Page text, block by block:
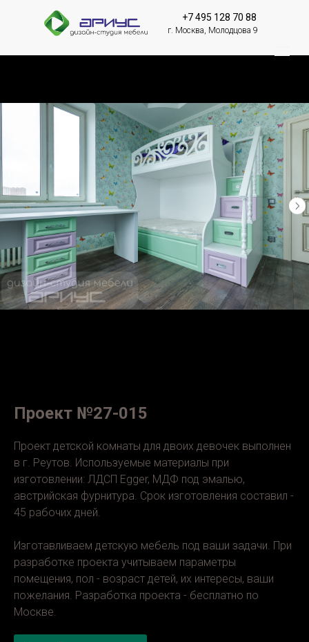
+7 495 128 70 88
г. Москва, Молодцова 9
Проект №27-015
Проект детской комнаты для двоих девочек выполнен
в г. Реутов. Используемые материалы при
изготовлении: ЛДСП Egger, МДФ под эмалью,
австрийская фурнитура. Срок изготовления составил -
45 рабочих дней.
Изготавливаем детскую мебель под ваши задачи. При
разработке проекта учитываем параметры
помещения, пол - возраст детей, их интересы, ваши
пожелания. Разработка проекта - бесплатно по
Москве.